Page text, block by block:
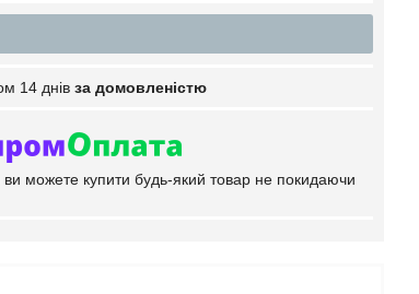
14 днів за домовленістю
ви можете купити будь-який товар не покидаючи